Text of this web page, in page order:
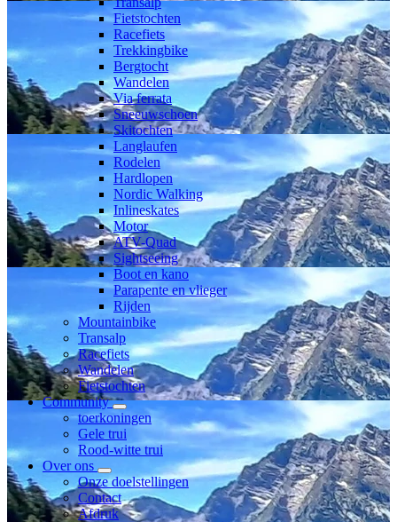
Fietstochten
Racefiets
Trekkingbike
Bergtocht
Wandelen
Via ferrata
Sneeuwschoen
Skitochten
Langlaufen
Rodelen
Hardlopen
Nordic Walking
Inlineskates
Motor
ATV-Quad
Sightseeing
Boot en kano
Parapente en vlieger
Rijden
Mountainbike
Transalp
Racefiets
Wandelen
Fietstochten
Community
toerkoningen
Gele trui
Rood-witte trui
Over ons
Onze doelstellingen
Contact
Afdruk